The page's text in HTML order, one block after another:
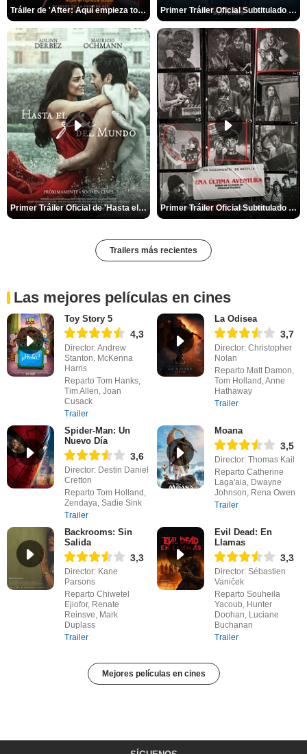
Tráiler de 'After: Aquí empieza todo' Primer Tráiler Oficial Subtitulado de 'La Noche Del Demonio: Están Entre Nosotros'
Primer Tráiler Oficial de 'Hasta el fin del mundo' Primer Tráiler Oficial Subtitulado de 'Una última aventura: Detrás de cámaras de Stranger Things 5'
Trailers más recientes
Las mejores películas en cines
Toy Story 5
4,3
Director: Andrew
Stanton, McKenna
Harris
Reparto Tom Hanks,
Tim Allen, Joan
Cusack
Trailer
La Odisea
3,7
Director: Christopher
Nolan
Reparto Matt Damon,
Tom Holland, Anne
Hathaway
Trailer
Spider-Man: Un
Nuevo Día
3,6
Director: Destin Daniel
Cretton
Reparto Tom Holland,
Zendaya, Sadie Sink
Trailer
Moana
3,5
Director: Thomas Kail
Reparto Catherine
Laga'aia, Dwayne
Johnson, Rena Owen
Trailer
Backrooms: Sin
Salida
3,3
Director: Kane
Parsons
Reparto Chiwetel
Ejiofor, Renate
Reinsve, Mark
Duplass
Trailer
Evil Dead: En
Llamas
3,3
Director: Sébastien
Vaniček
Reparto Souheila
Yacoub, Hunter
Doohan, Luciane
Buchanan
Trailer
Mejores películas en cines